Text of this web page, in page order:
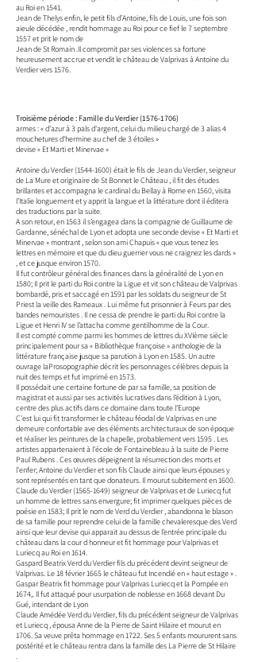
au Roi en 1541.
Jean de Thelys enfin, le petit fils d’Antoine, fils de Louis, une fois son
aieule décédée , rendit hommage au Roi pour ce fief le 7 septembre
1557 et prit le nom de
Jean de St Romain .Il compromit par ses violences sa fortune
heureusement accrue et vendit le château de Valprivas à Antoine du
Verdier vers 1576.
Troisième période : Famille du Verdier(1576-1706)
armes : « d'azur à 3 pals d'argent, celui du milieu chargé de 3 alias 4
mouchetures d'hermine au chef de 3 étoiles »
devise « Et Marti et Minervae »
Antoine du Verdier(1544-1600) était le fils de Jean du Verdier, seigneur
de La Mure et originaire de St Bonnet le Château , il fit des études
brillantes et accompagna le cardinal du Bellay à Rome en 1560, visita
l’Italie longuement et y apprit la langue et la littérature dont il éditera
des traductions par la suite.
A son retour, en 1563 il s’engagea dans la compagnie de Guillaume de
Gardanne, sénéchal de Lyon et adopta une seconde devise « Et Marti et
Minervae » montrant , selon son ami Chapuis « que vous tenez les
lettres en mémoire et que du dieu guerrier vous ne craignez les dards »
, et ce jusque environ 1570.
Il fut contrôleur général des finances dans la généralité de Lyon en
1580; Il prit le parti du Roi contre la Ligue et vit son château de Valprivas
bombardé, pris et saccagé en 1591 par les soldats du seigneur de St
Priest la veille des Rameaux . Lui même fut prisonnier à Feurs par des
bandes nemouristes . Il ne cessa de prendre le parti du Roi contre la
Ligue et Henri IV se l’attacha comme gentilhomme de la Cour.
Il est compté comme parmi les hommes de lettres du XVIème siècle
principalement pour sa « Bibliothèque françoise » anthologie de la
littérature française jusque sa parution à Lyon en 1585. Un autre
ouvrage laProsopographie décrit les personnages célèbres depuis la
nuit des temps et fut imprimé en 1573.
Il possédait une certaine fortune de par sa famille, sa position de
magistrat et aussi par ses activités lucratives dans l’édition à Lyon,
centre des plus actifs dans ce domaine dans toute l’Europe
C'est lui qui fit transformer le château féodal de Valprivas en une
demeure confortable ave des éléments architecturaux de son époque
et réaliser les peintures de la chapelle, probablement vers 1595 . Les
artistes appartenaient à l'école de Fontainebleau à la suite de Pierre
Paul Rubens . Ces œuvres dépeignent la résurrection des morts et
l'enfer; Antoine du Verdier et son fils Claude ainsi que leurs épouses y
sont représentés en tant que donateurs. Il mourut subitement en 1600.
Claude du Verdier(1565-1649) seigneur de Valprivas et de Luriecq fut
un homme de lettres sans envergure; fit imprimer quelques pièces de
poésie en 1583; Il prit le nom de Verd du Verdier , abandonna le blason
de sa famille pour reprendre celui de la famille chevaleresque des Verd
ainsi que leur devise qui apparait au dessus de l’entrée principale du
château dans la cour d honneur et fit hommage pour Valprivas et
Luriecq au Roi en 1614.
Gaspard Beatrix Verd du Verdier fils du précédent devint seigneur de
Valprivas. Le 18 février 1665 le château fut Incendié en « haut estage » .
Gaspar Beatrix fit hommage pour Valprivas Luriecq et la Pompée en
1674,. Il fut attaqué pour usurpation de noblesse en 1668 devant Du
Gué, intendant de Lyon
Claude Amédée Verd du Verdier, fils du précédent seigneur de Valprivas
et Luriecq , épousa Anne de la Pierre de Saint Hilaire et mourut en
1706. Sa veuve prêta hommage en 1722. Ses 5 enfants moururent sans
postérité et le château rentra dans la famille des La Pierre de St Hilaire
.